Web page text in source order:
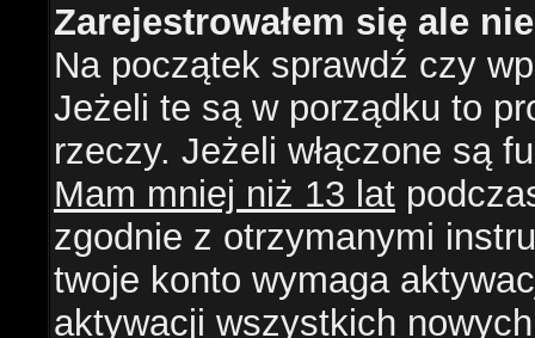
Zarejestrowałem się ale
Na początek sprawdź czy
Jeżeli te są w porządku to
rzeczy. Jeżeli włączone są
Mam mniej niż 13 lat
zgodnie z otrzymanymi
twoje konto wymaga
aktywacji wszystkich